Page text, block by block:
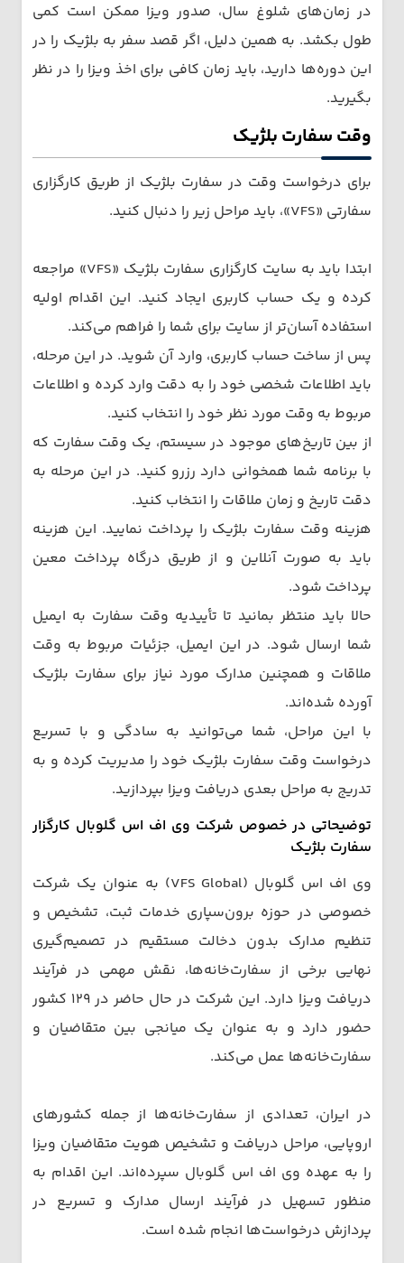
در زمان‌های شلوغ سال، صدور ویزا ممکن است کمی
طول بکشد. به همین دلیل، اگر قصد سفر به بلژیک را در
این دوره‌ها دارید، باید زمان کافی برای اخذ ویزا را در نظر
بگیرید.
وقت سفارت بلژیک
برای درخواست وقت در سفارت بلژیک از طریق کارگزاری
سفارتی «VFS»، باید مراحل زیر را دنبال کنید.
ابتدا باید به سایت کارگزاری سفارت بلژیک «VFS» مراجعه
کرده و یک حساب کاربری ایجاد کنید. این اقدام اولیه
استفاده آسان‌تر از سایت برای شما را فراهم می‌کند.
پس از ساخت حساب کاربری، وارد آن شوید. در این مرحله،
باید اطلاعات شخصی خود را به دقت وارد کرده و اطلاعات
مربوط به وقت مورد نظر خود را انتخاب کنید.
از بین تاریخ‌های موجود در سیستم، یک وقت سفارت که
با برنامه شما همخوانی دارد رزرو کنید. در این مرحله به
دقت تاریخ و زمان ملاقات را انتخاب کنید.
هزینه وقت سفارت بلژیک را پرداخت نمایید. این هزینه
باید به صورت آنلاین و از طریق درگاه پرداخت معین
پرداخت شود.
حالا باید منتظر بمانید تا تأییدیه وقت سفارت به ایمیل
شما ارسال شود. در این ایمیل، جزئیات مربوط به وقت
ملاقات و همچنین مدارک مورد نیاز برای سفارت بلژیک
آورده شده‌اند.
با این مراحل، شما می‌توانید به سادگی و با تسریع
درخواست وقت سفارت بلژیک خود را مدیریت کرده و به
تدریج به مراحل بعدی دریافت ویزا بپردازید.
توضیحاتی در خصوص شرکت وی اف اس گلوبال کارگزار
سفارت بلژیک
وی اف اس گلوبال (VFS Global) به عنوان یک شرکت
خصوصی در حوزه برون‌سپاری خدمات ثبت، تشخیص و
تنظیم مدارک بدون دخالت مستقیم در تصمیم‌گیری
نهایی برخی از سفارت‌خانه‌ها، نقش مهمی در فرآیند
دریافت ویزا دارد. این شرکت در حال حاضر در ۱۲۹ کشور
حضور دارد و به عنوان یک میانجی بین متقاضیان و
سفارت‌خانه‌ها عمل می‌کند.
در ایران، تعدادی از سفارت‌خانه‌ها از جمله کشورهای
اروپایی، مراحل دریافت و تشخیص هویت متقاضیان ویزا
را به عهده وی اف اس گلوبال سپرده‌اند. این اقدام به
منظور تسهیل در فرآیند ارسال مدارک و تسریع در
پردازش درخواست‌ها انجام شده است.